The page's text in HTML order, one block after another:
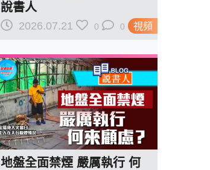
視頻
說書人
2026.07.21 0 0
地盤全面禁煙 嚴厲執行 何